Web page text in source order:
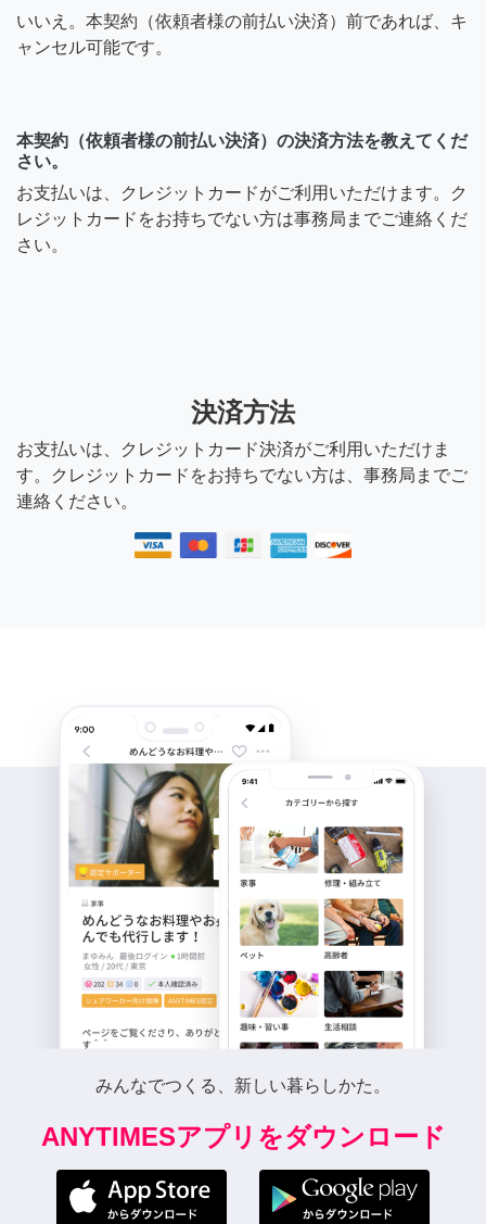
いいえ。本契約（依頼者様の前払い決済）前であれば、キ
ャンセル可能です。
本契約（依頼者様の前払い決済）の決済方法を教えてくだ
さい。
お支払いは、クレジットカードがご利用いただけます。ク
レジットカードをお持ちでない方は事務局までご連絡くだ
さい。
決済方法
お支払いは、クレジットカード決済がご利用いただけま
す。クレジットカードをお持ちでない方は、事務局までご
連絡ください。
みんなでつくる、新しい暮らしかた。
ANYTIMESアプリをダウンロード